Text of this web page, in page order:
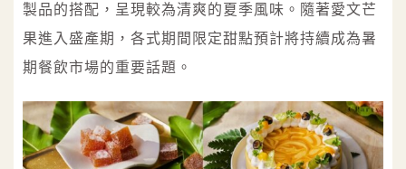
製品的搭配，呈現較為清爽的夏季風味。隨著愛文芒
果進入盛產期，各式期間限定甜點預計將持續成為暑
期餐飲市場的重要話題。